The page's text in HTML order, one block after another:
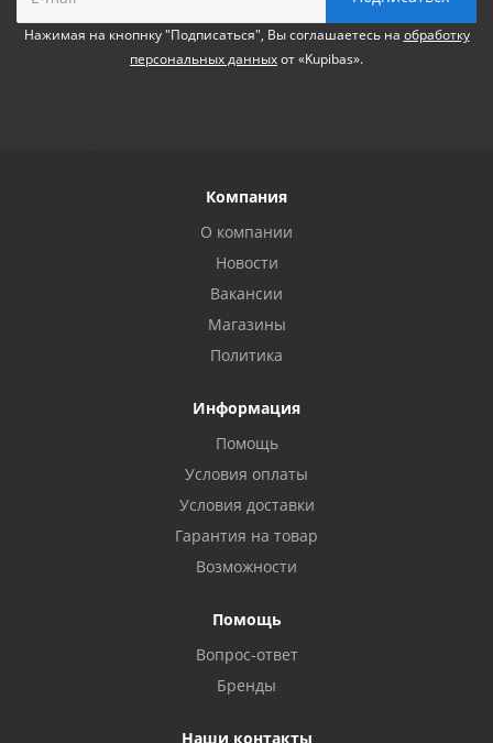
Нажимая на кнопнку "Подписаться", Вы соглашаетесь на обработку
персональных данныхот «Kupibas».
Компания
О компании
Новости
Вакансии
Магазины
Политика
Информация
Помощь
Условия оплаты
Условия доставки
Гарантия на товар
Возможности
Помощь
Вопрос-ответ
Бренды
Наши контакты